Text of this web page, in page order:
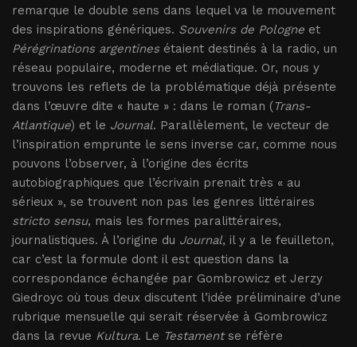
remarque le double sens dans lequel va le mouvement
des inspirations génériques. Souvenirs de Pologne et
Pérégrinations argentinesétaient destinés à la radio, un
réseau populaire, moderne et médiatique. Or, nous y
trouvons les reflets de la problématique déjà présente
dans l’œuvre dite « haute » : dans le roman (Trans-
Atlantique) et le Journal. Parallèlement, le vecteur de
l’inspiration emprunte le sens inverse car, comme nous
pouvons l’observer, à l’origine des écrits
autobiographiques que l’écrivain prenait très « au
sérieux », se trouvent non pas les genres littéraires
stricto sensu, mais les formes paralittéraires,
journalistiques. À l’origine du Journal, il y a le feuilleton,
car c’est la formule dont il est question dans la
correspondance échangée par Gombrowicz et Jerzy
Giedroyc où tous deux discutent l’idée préliminaire d’une
rubrique mensuelle qui serait réservée à Gombrowicz
dans la revue Kultura. Le Testamentse réfère